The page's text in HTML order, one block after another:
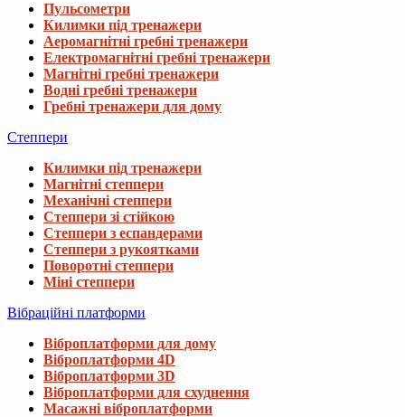
Пульсометри
Килимки під тренажери
Аеромагнітні гребні тренажери
Електромагнітні гребні тренажери
Магнітні гребні тренажери
Водні гребні тренажери
Гребні тренажери для дому
Степпери
Килимки під тренажери
Магнітні степпери
Механічні степпери
Степпери зі стійкою
Степпери з еспандерами
Степпери з рукоятками
Поворотні степпери
Міні степпери
Вібраційні платформи
Віброплатформи для дому
Віброплатформи 4D
Віброплатформи 3D
Віброплатформи для схуднення
Масажні віброплатформи